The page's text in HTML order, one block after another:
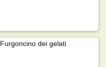
Furgoncino dei gelati